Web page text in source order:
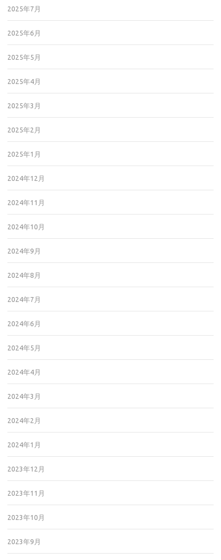
2025年7月
2025年6月
2025年5月
2025年4月
2025年3月
2025年2月
2025年1月
2024年12月
2024年11月
2024年10月
2024年9月
2024年8月
2024年7月
2024年6月
2024年5月
2024年4月
2024年3月
2024年2月
2024年1月
2023年12月
2023年11月
2023年10月
2023年9月